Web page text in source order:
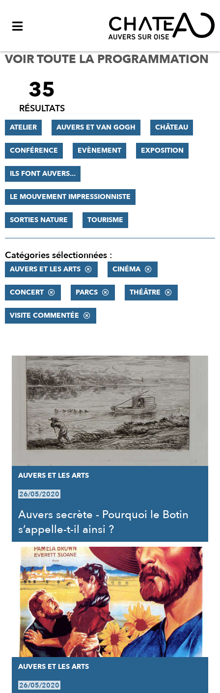
VOIR TOUTE LA PROGRAMMATION
FILTRER
RÉSULTATS
35
RÉSULTATS
ATELIER AUVERS ET VAN GOGH CHÂTEAU
CONFÉRENCE EVÈNEMENT EXPOSITION
ILS FONT AUVERS...
LE MOUVEMENT IMPRESSIONNISTE
SORTIES NATURE TOURISME
Catégories sélectionnées :
AUVERS ET LES ARTS CINÉMA
CONCERT PARCS THÉÂTRE
VISITE COMMENTÉE
RÉSULTATS
AUVERS ET LES ARTS
26/05/2020
Auvers secrète - Pourquoi le Botin
s’appelle-t-il ainsi ?
AUVERS ET LES ARTS
26/05/2020